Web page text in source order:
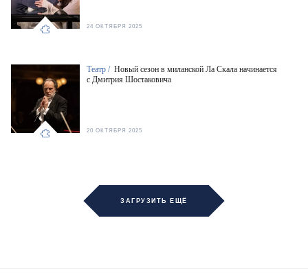
24 ОКТЯБРЯ 2025
Театр / Новый сезон в миланской Ла Скала начинается
с Дмитрия Шостаковича
20 ОКТЯБРЯ 2025
ЗАГРУЗИТЬ ЕЩЁ